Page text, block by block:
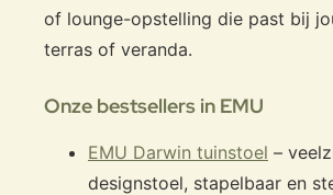
of lounge-opstelling die past bij
terras of veranda.
Onze bestsellers in EMU
EMU Darwin tuinstoel –
designstoel, stapelbaar en